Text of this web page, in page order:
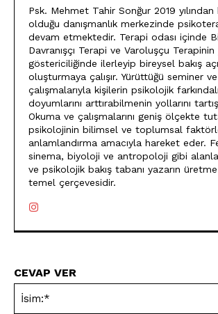
Psk. Mehmet Tahir Sonğur 2019
olduğu danışmanlık merkezinde
devam etmektedir. Terapi odası içinde
Davranışçı Terapi ve Varoluşçu
göstericiliğinde ilerleyip bireysel bakış
oluşturmaya çalışır. Yürüttüğü seminer
çalışmalarıyla kişilerin psikolojik
doyumlarını arttırabilmenin yollarını
Okuma ve çalışmalarını geniş ölçekte
psikolojinin bilimsel ve toplumsal
anlamlandırma amacıyla hareket eder.
sinema, biyoloji ve antropoloji gibi
ve psikolojik bakış tabanı yazarın
temel çerçevesidir.
CEVAP VER